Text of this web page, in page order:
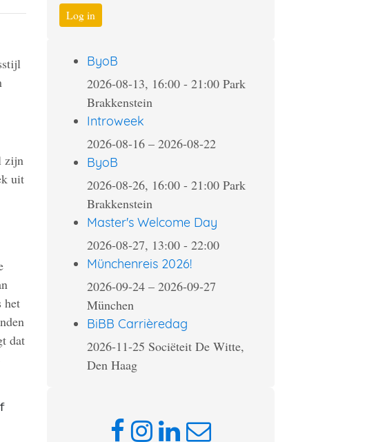
zijn
uit
het
dat
Log in
ByoB
2026-08-13, 16:00 - 21:00 Park
Brakkenstein
Introweek
2026-08-16 – 2026-08-22
ByoB
2026-08-26, 16:00 - 21:00 Park
Brakkenstein
Master's Welcome Day
2026-08-27, 13:00 - 22:00
Münchenreis 2026!
2026-09-24 – 2026-09-27
München
BiBB Carrièredag
2026-11-25 Sociëteit De Witte,
Den Haag